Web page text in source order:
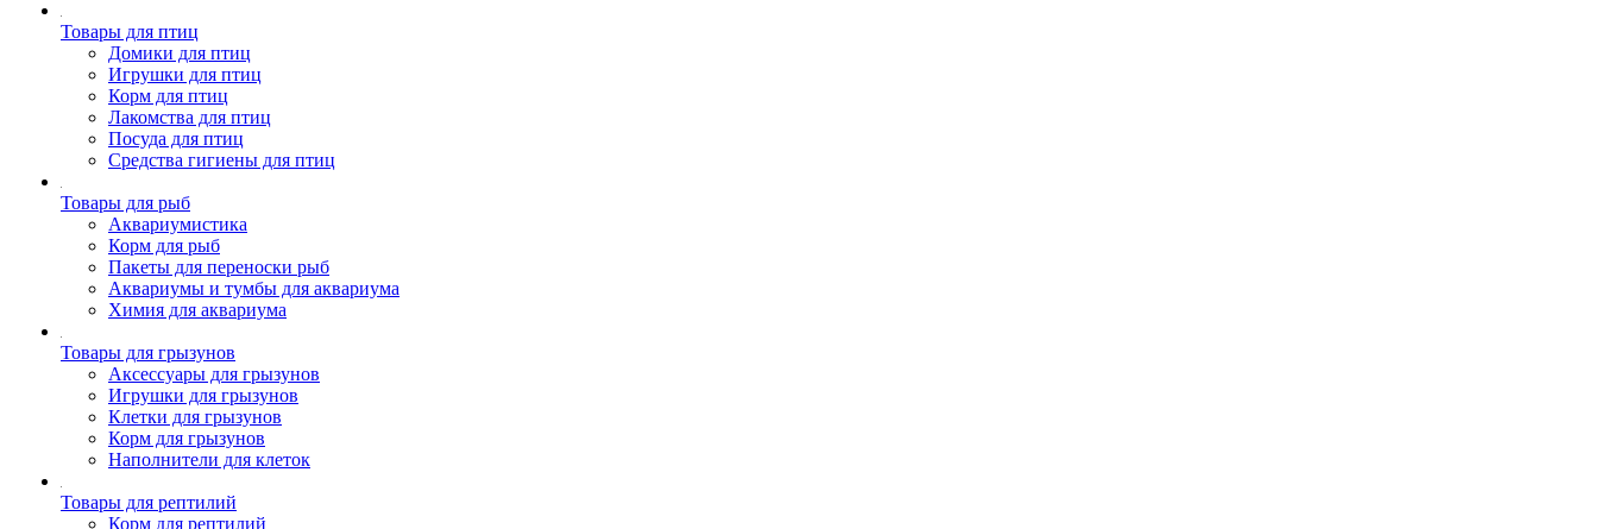
Товары для птиц
Домики для птиц
Игрушки для птиц
Корм для птиц
Лакомства для птиц
Посуда для птиц
Средства гигиены для птиц
Товары для рыб
Аквариумистика
Корм для рыб
Пакеты для переноски рыб
Аквариумы и тумбы для аквариума
Химия для аквариума
Товары для грызунов
Аксессуары для грызунов
Игрушки для грызунов
Клетки для грызунов
Корм для грызунов
Наполнители для клеток
Товары для рептилий
Корм для рептилий